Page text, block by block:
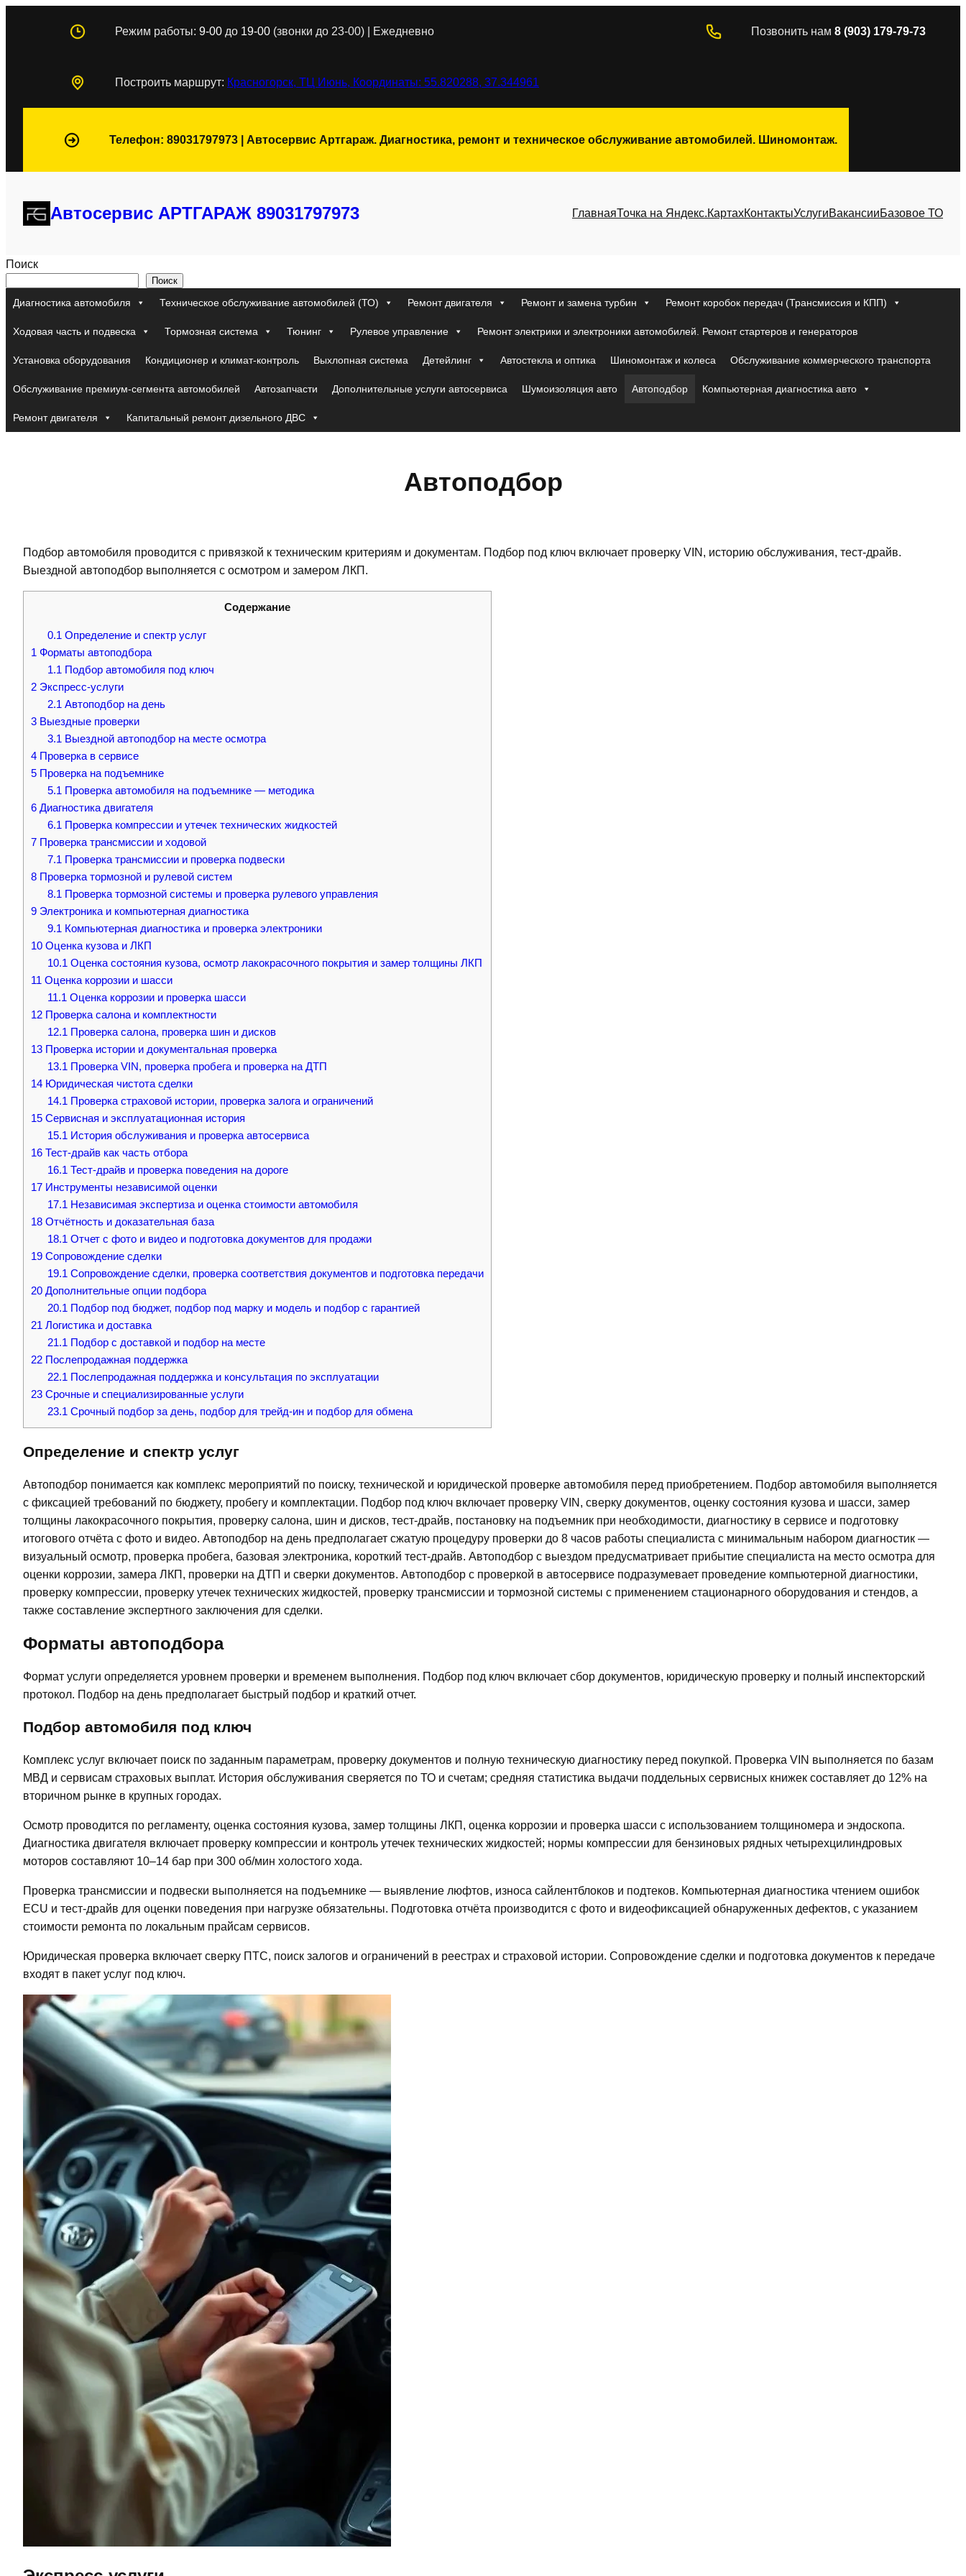
Режим работы: 9-00 до 19-00 (звонки до 23-00) | Ежедневно Позвонить нам 8 (903) 179-79-73
Построить маршрут: Красногорск, ТЦ Июнь, Координаты: 55.820288, 37.344961
Телефон: 89031797973 | Автосервис Артгараж. Диагностика, ремонт и техническое обслуживание автомобилей. Шиномонтаж.
Автосервис АРТГАРАЖ 89031797973 ГлавнаяТочка на Яндекс.КартахКонтактыУслугиВакансииБазовое ТО
Поиск
Поиск
Диагностика автомобиля Техническое обслуживание автомобилей (ТО) Ремонт двигателя Ремонт и замена турбин Ремонт коробок передач (Трансмиссия и КПП)
Ходовая часть и подвеска Тормозная система Тюнинг Рулевое управление Ремонт электрики и электроники автомобилей. Ремонт стартеров и генераторов
Установка оборудования Кондиционер и климат-контроль Выхлопная система Детейлинг Автостекла и оптика Шиномонтаж и колеса Обслуживание коммерческого транспорта
Обслуживание премиум-сегмента автомобилей Автозапчасти Дополнительные услуги автосервиса Шумоизоляция авто Автоподбор Компьютерная диагностика авто
Ремонт двигателя Капитальный ремонт дизельного ДВС
Автоподбор
Подбор автомобиля проводится с привязкой к техническим критериям и документам. Подбор под ключ включает проверку VIN, историю обслуживания, тест-драйв.
Выездной автоподбор выполняется с осмотром и замером ЛКП.
Содержание
0.1 Определение и спектр услуг
1 Форматы автоподбора
1.1 Подбор автомобиля под ключ
2 Экспресс-услуги
2.1 Автоподбор на день
3 Выездные проверки
3.1 Выездной автоподбор на месте осмотра
4 Проверка в сервисе
5 Проверка на подъемнике
5.1 Проверка автомобиля на подъемнике — методика
6 Диагностика двигателя
6.1 Проверка компрессии и утечек технических жидкостей
7 Проверка трансмиссии и ходовой
7.1 Проверка трансмиссии и проверка подвески
8 Проверка тормозной и рулевой систем
8.1 Проверка тормозной системы и проверка рулевого управления
9 Электроника и компьютерная диагностика
9.1 Компьютерная диагностика и проверка электроники
10 Оценка кузова и ЛКП
10.1 Оценка состояния кузова, осмотр лакокрасочного покрытия и замер толщины ЛКП
11 Оценка коррозии и шасси
11.1 Оценка коррозии и проверка шасси
12 Проверка салона и комплектности
12.1 Проверка салона, проверка шин и дисков
13 Проверка истории и документальная проверка
13.1 Проверка VIN, проверка пробега и проверка на ДТП
14 Юридическая чистота сделки
14.1 Проверка страховой истории, проверка залога и ограничений
15 Сервисная и эксплуатационная история
15.1 История обслуживания и проверка автосервиса
16 Тест-драйв как часть отбора
16.1 Тест-драйв и проверка поведения на дороге
17 Инструменты независимой оценки
17.1 Независимая экспертиза и оценка стоимости автомобиля
18 Отчётность и доказательная база
18.1 Отчет с фото и видео и подготовка документов для продажи
19 Сопровождение сделки
19.1 Сопровождение сделки, проверка соответствия документов и подготовка передачи
20 Дополнительные опции подбора
20.1 Подбор под бюджет, подбор под марку и модель и подбор с гарантией
21 Логистика и доставка
21.1 Подбор с доставкой и подбор на месте
22 Послепродажная поддержка
22.1 Послепродажная поддержка и консультация по эксплуатации
23 Срочные и специализированные услуги
23.1 Срочный подбор за день, подбор для трейд-ин и подбор для обмена
Определение и спектр услуг
Автоподбор понимается как комплекс мероприятий по поиску, технической и юридической проверке автомобиля перед приобретением. Подбор автомобиля выполняется
с фиксацией требований по бюджету, пробегу и комплектации. Подбор под ключ включает проверку VIN, сверку документов, оценку состояния кузова и шасси, замер
толщины лакокрасочного покрытия, проверку салона, шин и дисков, тест-драйв, постановку на подъемник при необходимости, диагностику в сервисе и подготовку
итогового отчёта с фото и видео. Автоподбор на день предполагает сжатую процедуру проверки до 8 часов работы специалиста с минимальным набором диагностик —
визуальный осмотр, проверка пробега, базовая электроника, короткий тест-драйв. Автоподбор с выездом предусматривает прибытие специалиста на место осмотра для
оценки коррозии, замера ЛКП, проверки на ДТП и сверки документов. Автоподбор с проверкой в автосервисе подразумевает проведение компьютерной диагностики,
проверку компрессии, проверку утечек технических жидкостей, проверку трансмиссии и тормозной системы с применением стационарного оборудования и стендов, а
также составление экспертного заключения для сделки.
Форматы автоподбора
Формат услуги определяется уровнем проверки и временем выполнения. Подбор под ключ включает сбор документов, юридическую проверку и полный инспекторский
протокол. Подбор на день предполагает быстрый подбор и краткий отчет.
Подбор автомобиля под ключ
Комплекс услуг включает поиск по заданным параметрам, проверку документов и полную техническую диагностику перед покупкой. Проверка VIN выполняется по базам
МВД и сервисам страховых выплат. История обслуживания сверяется по ТО и счетам; средняя статистика выдачи поддельных сервисных книжек составляет до 12% на
вторичном рынке в крупных городах.
Осмотр проводится по регламенту, оценка состояния кузова, замер толщины ЛКП, оценка коррозии и проверка шасси с использованием толщиномера и эндоскопа.
Диагностика двигателя включает проверку компрессии и контроль утечек технических жидкостей; нормы компрессии для бензиновых рядных четырехцилиндровых
моторов составляют 10–14 бар при 300 об/мин холостого хода.
Проверка трансмиссии и подвески выполняется на подъемнике — выявление люфтов, износа сайлентблоков и подтеков. Компьютерная диагностика чтением ошибок
ECU и тест-драйв для оценки поведения при нагрузке обязательны. Подготовка отчёта производится с фото и видеофиксацией обнаруженных дефектов, с указанием
стоимости ремонта по локальным прайсам сервисов.
Юридическая проверка включает сверку ПТС, поиск залогов и ограничений в реестрах и страховой истории. Сопровождение сделки и подготовка документов к передаче
входят в пакет услуг под ключ.